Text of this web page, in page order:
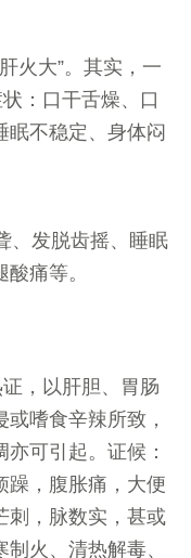
火大”。其实，一
：口干舌燥、口
眠不稳定、身体闷
、发脱齿摇、睡眠
痛等。
，以肝胆、胃肠
嗜食辛辣所致，
可引起。证候：
躁，腹胀痛，大便
刺，脉数实，甚或
火、清热解毒、